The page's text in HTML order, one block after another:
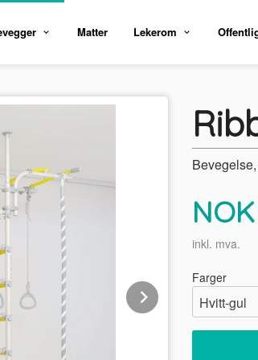
Matter Lekerom
Next
Pris
NOK
inkl. mva.
Farger